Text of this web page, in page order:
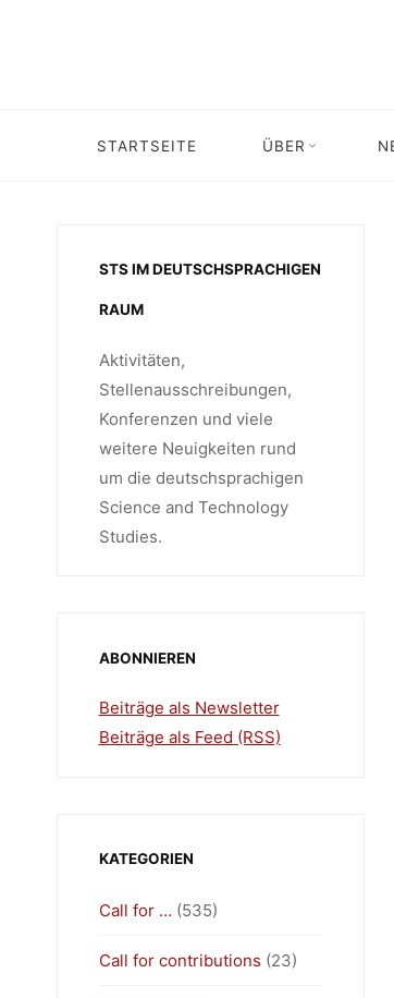
STARTSEITE ÜBER
Call
STS IM DEUTSCHSPRACHIGEN
RAUM
Aktivitäten,
Stellenausschreibungen,
Konferenzen und viele
weitere Neuigkeiten rund
um die deutschsprachigen
Science and Technology
Studies.
ABONNIEREN
Beiträge als Newsletter
Beiträge als Feed (RSS)
KATEGORIEN
Call for … (535)
Call for contributions (23)